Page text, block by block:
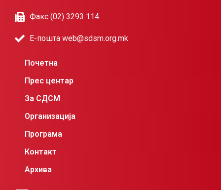
Факс (02) 3293 114
Е-пошта web@sdsm.org.mk
Почетна
Прес центар
За СДСМ
Организација
Програма
Контакт
Архива